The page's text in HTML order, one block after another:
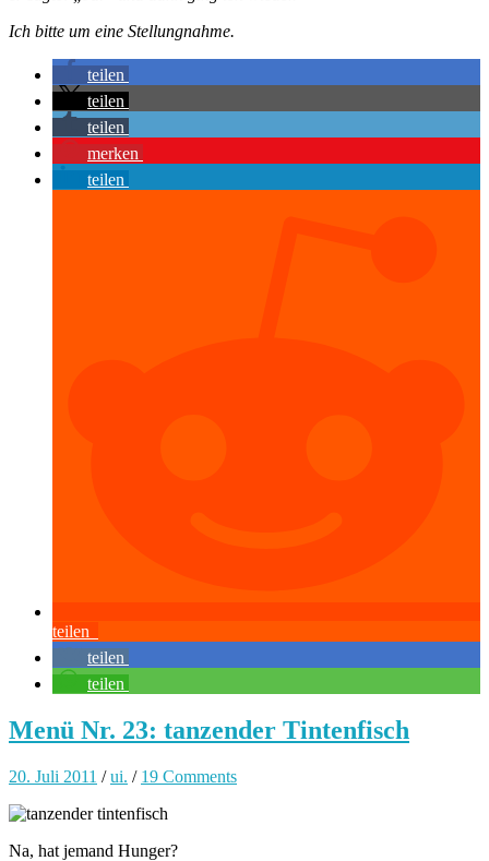
Ich bitte um eine Stellungnahme.
teilen
teilen
teilen
merken
teilen
teilen
teilen
teilen
Menü Nr. 23: tanzender Tintenfisch
20. Juli 2011 /ui. / 19 Comments
Na, hat jemand Hunger?